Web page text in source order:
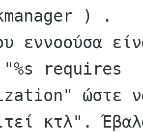
) .
εννοούσα
"%s requires
ώστε
κτλ".